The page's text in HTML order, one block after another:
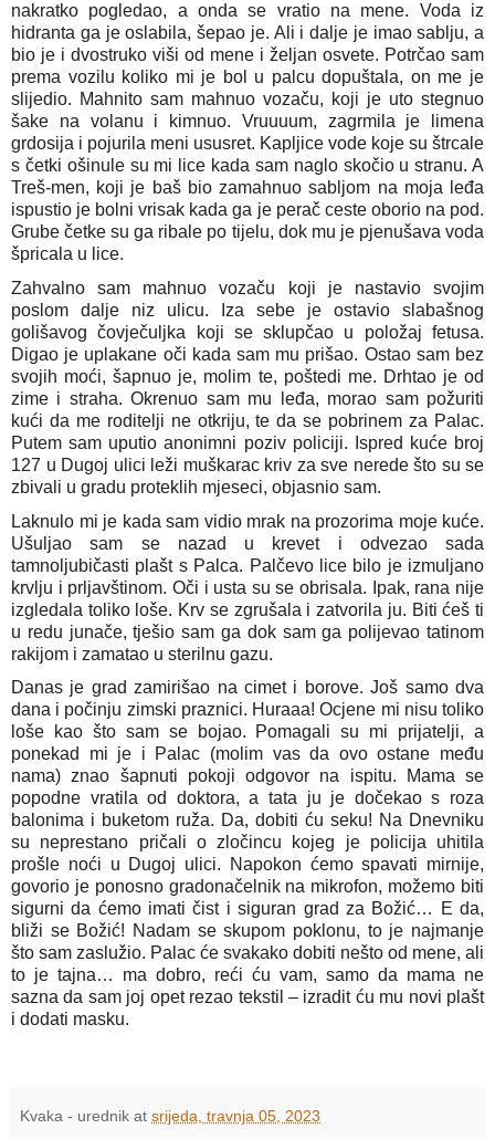
nakratko pogledao, a onda se vratio na mene. Voda iz
hidranta ga je oslabila, šepao je. Ali i dalje je imao sablju, a
bio je i dvostruko viši od mene i željan osvete. Potrčao sam
prema vozilu koliko mi je bol u palcu dopuštala, on me je
slijedio. Mahnito sam mahnuo vozaču, koji je uto stegnuo
šake na volanu i kimnuo. Vruuuum, zagrmila je limena
grdosija i pojurila meni ususret. Kapljice vode koje su štrcale
s četki ošinule su mi lice kada sam naglo skočio u stranu. A
Treš-men, koji je baš bio zamahnuo sabljom na moja leđa
ispustio je bolni vrisak kada ga je perač ceste oborio na pod.
Grube četke su ga ribale po tijelu, dok mu je pjenušava voda
špricala u lice.
Zahvalno sam mahnuo vozaču koji je nastavio svojim
poslom dalje niz ulicu. Iza sebe je ostavio slabašnog
golišavog čovječuljka koji se sklupčao u položaj fetusa.
Digao je uplakane oči kada sam mu prišao. Ostao sam bez
svojih moći, šapnuo je, molim te, poštedi me. Drhtao je od
zime i straha. Okrenuo sam mu leđa, morao sam požuriti
kući da me roditelji ne otkriju, te da se pobrinem za Palac.
Putem sam uputio anonimni poziv policiji. Ispred kuće broj
127 u Dugoj ulici leži muškarac kriv za sve nerede što su se
zbivali u gradu proteklih mjeseci, objasnio sam.
Laknulo mi je kada sam vidio mrak na prozorima moje kuće.
Ušuljao sam se nazad u krevet i odvezao sada
tamnoljubičasti plašt s Palca. Palčevo lice bilo je izmuljano
krvlju i prljavštinom. Oči i usta su se obrisala. Ipak, rana nije
izgledala toliko loše. Krv se zgrušala i zatvorila ju. Biti ćeš ti
u redu junače, tješio sam ga dok sam ga polijevao tatinom
rakijom i zamatao u sterilnu gazu.
Danas je grad zamirišao na cimet i borove. Još samo dva
dana i počinju zimski praznici. Huraaa! Ocjene mi nisu toliko
loše kao što sam se bojao. Pomagali su mi prijatelji, a
ponekad mi je i Palac (molim vas da ovo ostane među
nama) znao šapnuti pokoji odgovor na ispitu. Mama se
popodne vratila od doktora, a tata ju je dočekao s roza
balonima i buketom ruža. Da, dobiti ću seku! Na Dnevniku
su neprestano pričali o zločincu kojeg je policija uhitila
prošle noći u Dugoj ulici. Napokon ćemo spavati mirnije,
govorio je ponosno gradonačelnik na mikrofon, možemo biti
sigurni da ćemo imati čist i siguran grad za Božić… E da,
bliži se Božić! Nadam se skupom poklonu, to je najmanje
što sam zaslužio. Palac će svakako dobiti nešto od mene, ali
to je tajna… ma dobro, reći ću vam, samo da mama ne
sazna da sam joj opet rezao tekstil – izradit ću mu novi plašt
i dodati masku.
Kvaka - urednik at srijeda, travnja 05, 2023